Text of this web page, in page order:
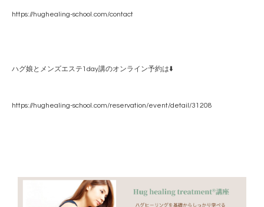
https://hughealing-school.com/contact
ハグ娘とメンズエステ1day講のオンライン予約は⬇️
https://hughealing-school.com/reservation/event/detail/31208